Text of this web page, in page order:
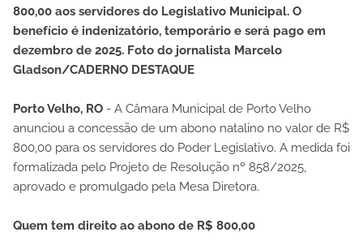
800,00 aos servidores do Legislativo Municipal. O
benefício é indenizatório, temporário e será pago em
dezembro de 2025. Foto do jornalista Marcelo
Gladson/CADERNO DESTAQUE
Porto Velho, RO - A Câmara Municipal de Porto Velho
anunciou a concessão de um abono natalino no valor de R$
800,00 para os servidores do Poder Legislativo. A medida foi
formalizada pelo Projeto de Resolução nº 858/2025,
aprovado e promulgado pela Mesa Diretora.
Quem tem direito ao abono de R$ 800,00